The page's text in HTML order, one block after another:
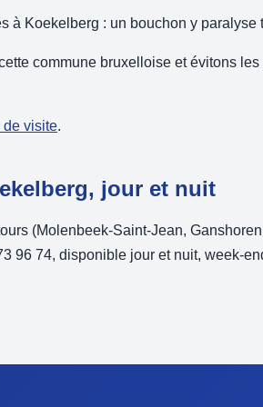
à Koekelberg : un bouchon y paralyse
commune bruxelloise et évitons les
de visite.
jour et nuit
(Molenbeek-Saint-Jean,
96 74, disponible jour et nuit, week-